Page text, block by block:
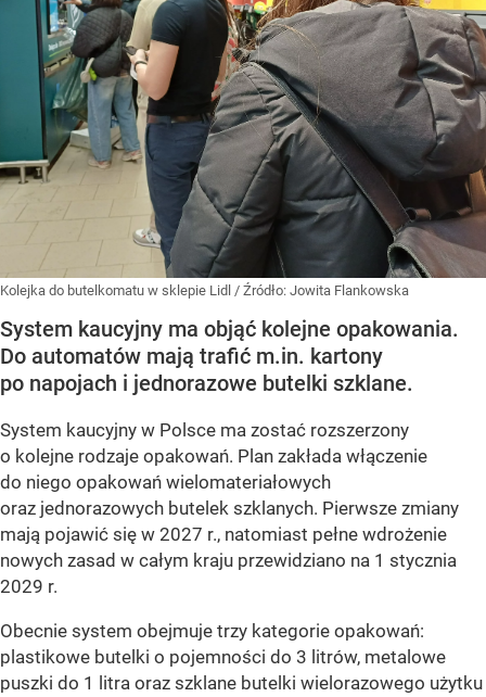
Kolejka do butelkomatu w sklepie Lidl / Źródło: Jowita Flankowska
System kaucyjny ma objąć kolejne opakowania.
Do automatów mają trafić m.in. kartony
po napojach i jednorazowe butelki szklane.
System kaucyjny w Polsce ma zostać rozszerzony
o kolejne rodzaje opakowań. Plan zakłada włączenie
do niego opakowań wielomateriałowych
oraz jednorazowych butelek szklanych. Pierwsze zmiany
mają pojawić się w 2027 r., natomiast pełne wdrożenie
nowych zasad w całym kraju przewidziano na 1 stycznia
2029 r.
Obecnie system obejmuje trzy kategorie opakowań:
plastikowe butelki o pojemności do 3 litrów, metalowe
puszki do 1 litra oraz szklane butelki wielorazowego użytku